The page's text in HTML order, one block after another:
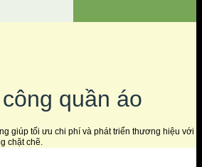
quần áo
giúp tối ưu chi phí và phát triển thương hiệu với
chặt chẽ.